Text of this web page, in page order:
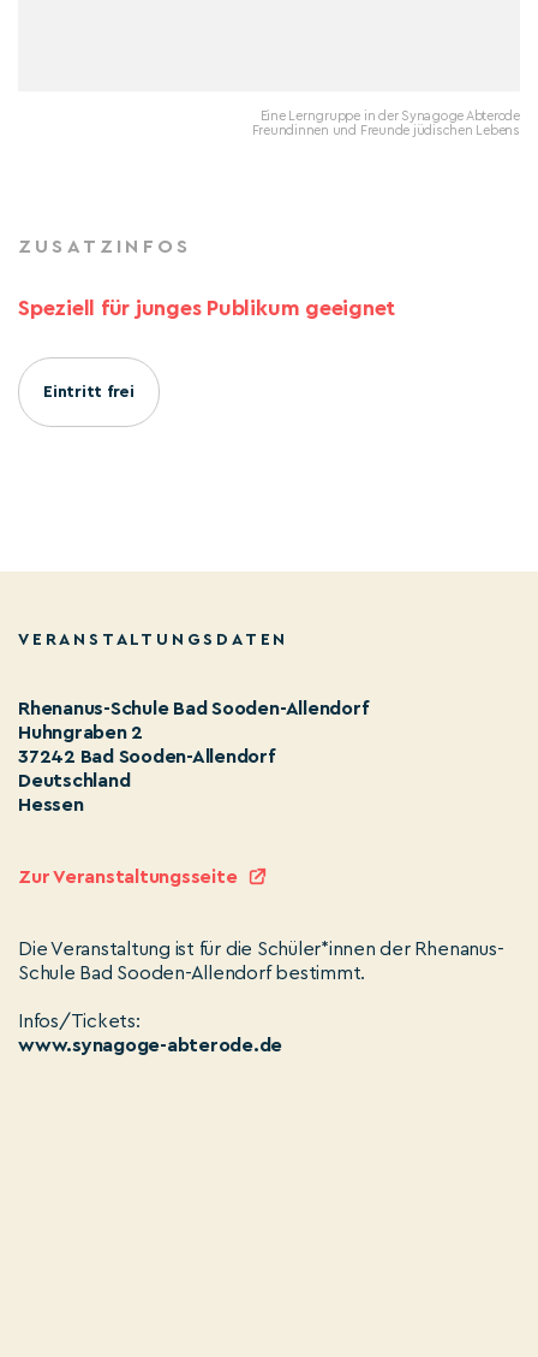
Eine Lerngruppe in der Synagoge Abterode
Freundinnen und Freunde jüdischen Lebens
ZUSATZINFOS
Speziell für junges Publikum geeignet
Eintritt frei
VERANSTALTUNGSDATEN
Rhenanus-Schule Bad Sooden-Allendorf
Huhngraben 2
37242 Bad Sooden-Allendorf
Deutschland
Hessen
Zur Veranstaltungsseite
Die Veranstaltung ist für die Schüler*innen der Rhenanus-
Schule Bad Sooden-Allendorf bestimmt.
Infos/Tickets:
www.synagoge-abterode.de